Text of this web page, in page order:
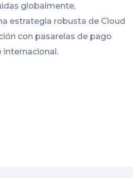
globalmente,
estrategia robusta de Cloud
con pasarelas de pago
internacional.